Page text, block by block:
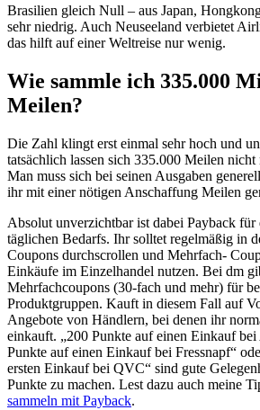
Brasilien gleich Null – aus Japan,
sehr niedrig. Auch Neuseeland verbietet
das hilft auf einer Weltreise nur wenig.
Wie sammle ich 335.000
Meilen?
Die Zahl klingt erst einmal sehr hoch und
tatsächlich lassen sich 335.000 Meilen nicht
Man muss sich bei seinen Ausgaben
ihr mit einer nötigen Anschaffung Meilen
Absolut unverzichtbar ist dabei Payback für
täglichen Bedarfs. Ihr solltet regelmäßig in
Coupons durchscrollen und Mehrfach-
Einkäufe im Einzelhandel nutzen. Bei dm
Mehrfachcoupons (30-fach und mehr) für
Produktgruppen. Kauft in diesem Fall auf
Angebote von Händlern, bei denen ihr
einkauft. „200 Punkte auf einen Einkauf
Punkte auf einen Einkauf bei Fressnapf“
ersten Einkauf bei QVC“ sind gute
Punkte zu machen. Lest dazu auch meine
sammeln mit Payback.